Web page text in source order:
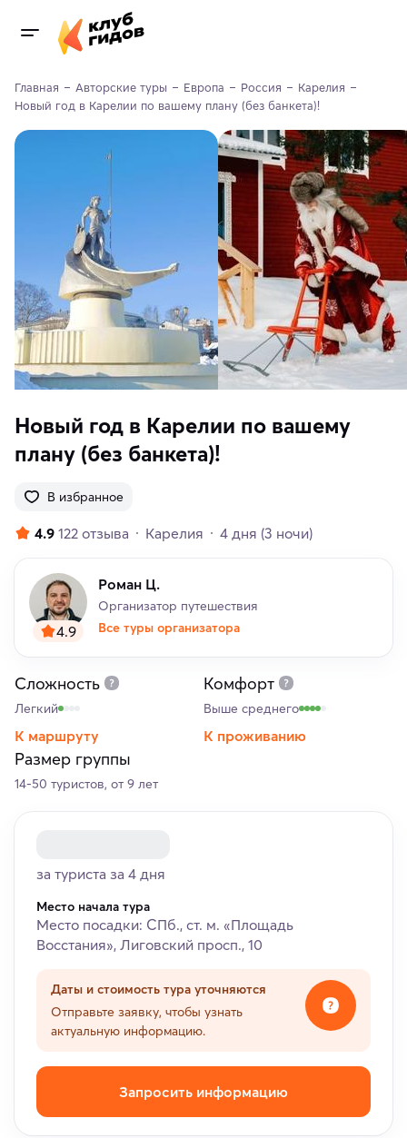
Главная Авторские туры Европа Россия
Карелия
Новый год в Карелии по вашему плану (без банкета)!
Новый год в Карелии по вашему
плану (без банкета)!
В избранное
4.9 122 отзыва Карелия 4 дня (3 ночи)
4.9
Роман Ц.
Организатор путешествия
Все туры организатора
Сложность
Легкий
К маршруту
Комфорт
Выше среднего
К проживанию
Размер группы
14-50 туристов, от 9 лет
за туриста за 4 дня
Место начала тура
Место посадки: СПб., ст. м. «Площадь
Восстания», Лиговский просп., 10
Даты и стоимость тура уточняются
Отправьте заявку, чтобы узнать
актуальную информацию.
Запросить информацию